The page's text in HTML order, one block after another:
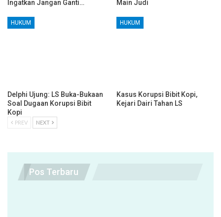
Ingatkan Jangan Ganti…
Main Judi
HUKUM
Delphi Ujung: LS Buka-Bukaan
Soal Dugaan Korupsi Bibit
Kopi
HUKUM
Kasus Korupsi Bibit Kopi,
Kejari Dairi Tahan LS
PREV NEXT
Pos Terbaru